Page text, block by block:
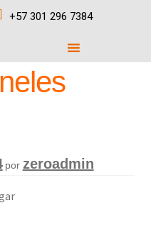
+57 301 296 7384
por zeroadmin